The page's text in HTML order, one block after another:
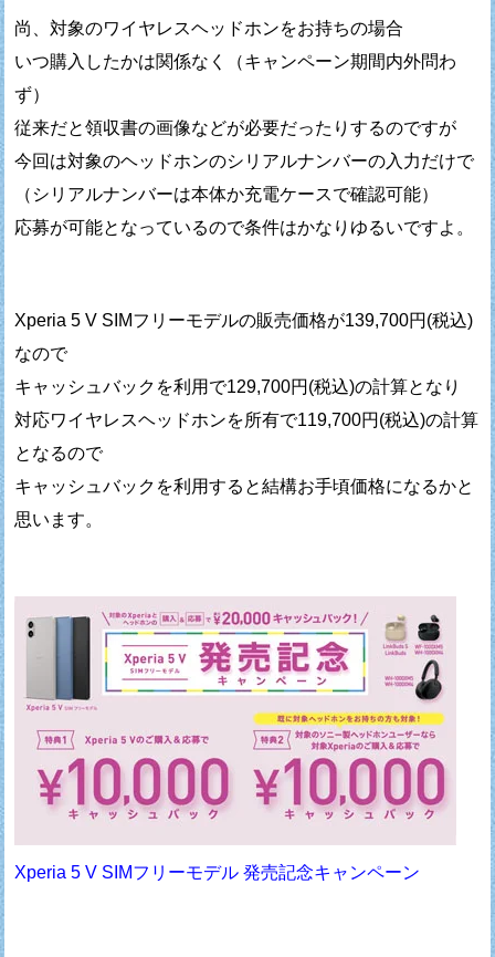
尚、対象のワイヤレスヘッドホンをお持ちの場合
いつ購入したかは関係なく（キャンペーン期間内外問わ
ず）
従来だと領収書の画像などが必要だったりするのですが
今回は対象のヘッドホンのシリアルナンバーの入力だけで
（シリアルナンバーは本体か充電ケースで確認可能）
応募が可能となっているので条件はかなりゆるいですよ。
Xperia 5 V SIMフリーモデルの販売価格が139,700円(税込)
なので
キャッシュバックを利用で129,700円(税込)の計算となり
対応ワイヤレスヘッドホンを所有で119,700円(税込)の計算
となるので
キャッシュバックを利用すると結構お手頃価格になるかと
思います。
Xperia 5 V SIMフリーモデル 発売記念キャンペーン